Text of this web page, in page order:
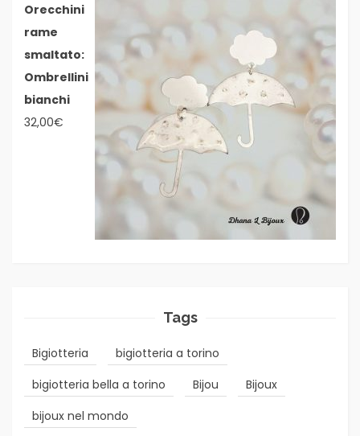
Orecchini
rame
smaltato:
Ombrellini
bianchi
32,00€
Tags
Bigiotteria
bigiotteria a torino
bigiotteria bella a torino
Bijou
Bijoux
bijoux nel mondo